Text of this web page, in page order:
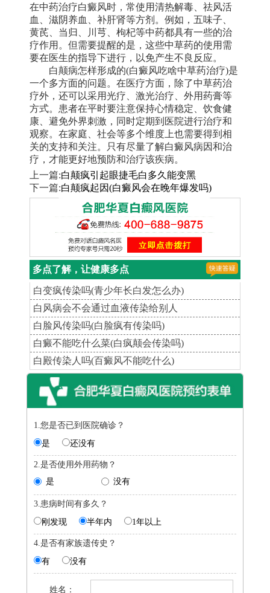
在中药治疗白癜风时，常使用清热解毒、祛风活
血、滋阴养血、补肝肾等方剂。例如，五味子、
黄芪、当归、川芎、枸杞等中药都具有一些的治
疗作用。但需要提醒的是，这些中草药的使用需
要在医生的指导下进行，以免产生不良反应。
白颠病怎样形成的(白癜风吃啥中草药治疗)是
一个多方面的问题。在医疗方面，除了中草药治
疗外，还可以采用光疗、激光治疗、外用药膏等
方式。患者在平时要注意保持心情稳定、饮食健
康、避免外界刺激，同时定期到医院进行治疗和
观察。在家庭、社会等多个维度上也需要得到相
关的支持和关注。只有尽量了解白癜风病因和治
疗，才能更好地预防和治疗该疾病。
上一篇:白颠疯引起眼捷毛白多久能变黑
下一篇:白颠疯起因(白癜风会在晚年爆发吗)
多点了解，让健康多点
白变疯传染吗(青少年长白发怎么办)
白风病会不会通过血液传染给别人
白脸风传染吗(白脸疯有传染吗)
白癜不能吃什么菜(白疯颠会传染吗)
白殿传染人吗(百癜风不能吃什么)
1.您是否已到医院确诊？
是
还没有
2.是否使用外用药物？
是
没有
3.患病时间有多久？
刚发现
半年内 1年以上
4.是否有家族遗传史？
有
没有
姓名：